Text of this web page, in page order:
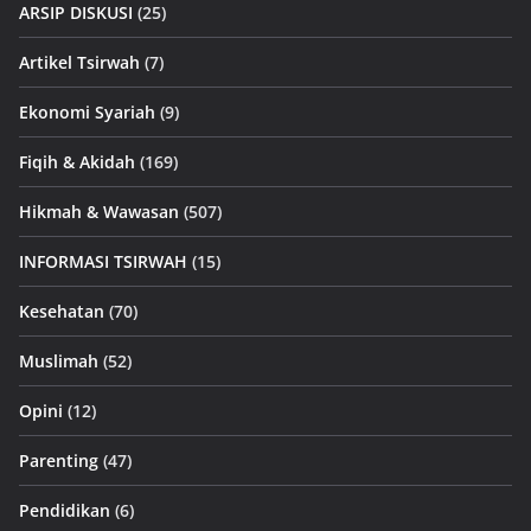
ARSIP DISKUSI (25)
Artikel Tsirwah (7)
Ekonomi Syariah (9)
Fiqih & Akidah (169)
Hikmah & Wawasan (507)
INFORMASI TSIRWAH (15)
Kesehatan (70)
Muslimah (52)
Opini (12)
Parenting (47)
Pendidikan (6)